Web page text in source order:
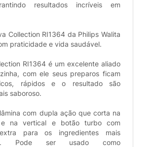
resultados incríveis em
Collection RI1364 da Philips Walita
praticidade e vida saudável.
RI1364 é um excelente aliado
com ele seus preparos ficam
rápidos e o resultado são
saboroso.
com dupla ação que corta na
e na vertical e botão turbo com
para os ingredientes mais
Pode ser usado como